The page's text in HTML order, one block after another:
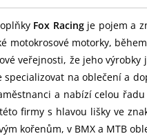
Fox Racingje pojem a
motokrosové motorky,
veřejnosti, že jeho
na oblečení a
a nabízí celou
firmy s hlavou lišky ve
kořenům, v BMX a MTB